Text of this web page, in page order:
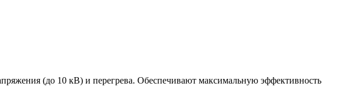
(до 10 кВ) и перегрева. Обеспечивают максимальную эффективность